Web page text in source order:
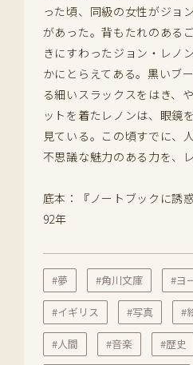
った頃、同級の女性がジョ
があった。背もたれのある
きにすわったジョン・レノ
かにとらえてある。黒いブ
る細いスラックスをはき、
ットを着たレノンは、眼鏡
見ている。この頃すでに、
不思議な魅力のある力を、
底本：『ノートブックに
92年
#夢 #角川文庫 #ヨ
#イギリス #写真 #
#人間 #音楽 #歴史